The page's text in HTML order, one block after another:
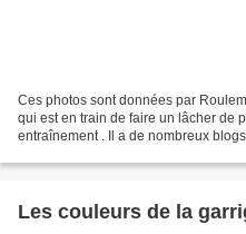
Ces photos sont données par
qui est en train de faire un lâcher de
entraînement . Il a de nombreux
http://avicultureroulemapoule.over-
Les couleurs de la